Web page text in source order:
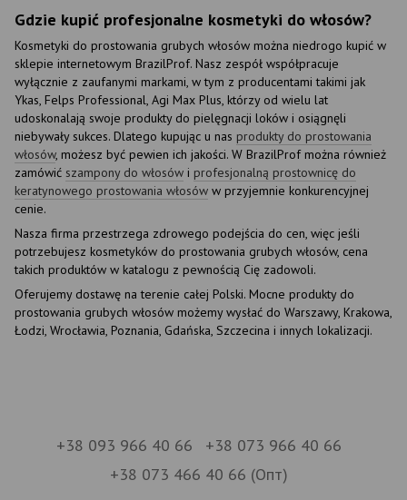
Gdzie kupić profesjonalne kosmetyki do włosów?
Kosmetyki do prostowania grubych włosów można niedrogo kupić w
sklepie internetowym BrazilProf. Nasz zespół współpracuje
wyłącznie z zaufanymi markami, w tym z producentami takimi jak
Ykas, Felps Professional, Agi Max Plus, którzy od wielu lat
udoskonalają swoje produkty do pielęgnacji loków i osiągnęli
niebywały sukces. Dlatego kupując u nas produkty do prostowania
włosów, możesz być pewien ich jakości. W BrazilProf można również
zamówić szampony do włosów i profesjonalną prostownicę do
keratynowego prostowania włosów w przyjemnie konkurencyjnej
cenie.
Nasza firma przestrzega zdrowego podejścia do cen, więc jeśli
potrzebujesz kosmetyków do prostowania grubych włosów, cena
takich produktów w katalogu z pewnością Cię zadowoli.
Oferujemy dostawę na terenie całej Polski. Mocne produkty do
prostowania grubych włosów możemy wysłać do Warszawy, Krakowa,
Łodzi, Wrocławia, Poznania, Gdańska, Szczecina i innych lokalizacji.
+38 093 966 40 66
+38 073 966 40 66
+38 073 466 40 66 (Опт)